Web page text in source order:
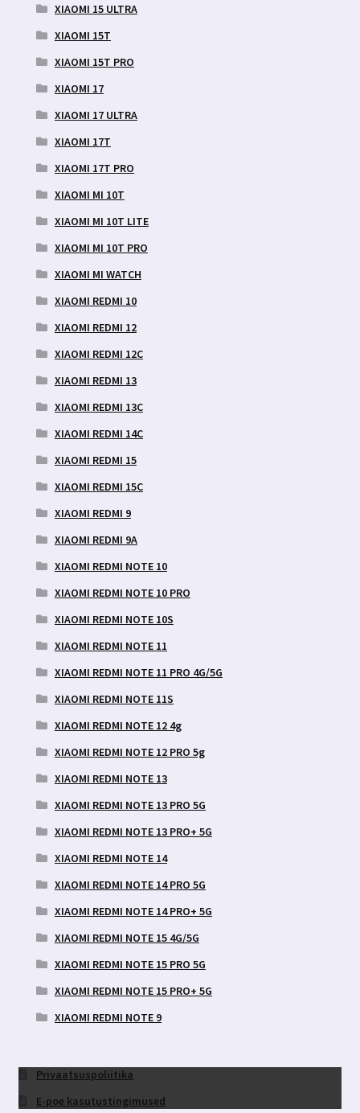
XIAOMI 15 ULTRA
XIAOMI 15T
XIAOMI 15T PRO
XIAOMI 17
XIAOMI 17 ULTRA
XIAOMI 17T
XIAOMI 17T PRO
XIAOMI MI 10T
XIAOMI MI 10T LITE
XIAOMI MI 10T PRO
XIAOMI MI WATCH
XIAOMI REDMI 10
XIAOMI REDMI 12
XIAOMI REDMI 12C
XIAOMI REDMI 13
XIAOMI REDMI 13C
XIAOMI REDMI 14C
XIAOMI REDMI 15
XIAOMI REDMI 15C
XIAOMI REDMI 9
XIAOMI REDMI 9A
XIAOMI REDMI NOTE 10
XIAOMI REDMI NOTE 10 PRO
XIAOMI REDMI NOTE 10S
XIAOMI REDMI NOTE 11
XIAOMI REDMI NOTE 11 PRO 4G/5G
XIAOMI REDMI NOTE 11S
XIAOMI REDMI NOTE 12 4g
XIAOMI REDMI NOTE 12 PRO 5g
XIAOMI REDMI NOTE 13
XIAOMI REDMI NOTE 13 PRO 5G
XIAOMI REDMI NOTE 13 PRO+ 5G
XIAOMI REDMI NOTE 14
XIAOMI REDMI NOTE 14 PRO 5G
XIAOMI REDMI NOTE 14 PRO+ 5G
XIAOMI REDMI NOTE 15 4G/5G
XIAOMI REDMI NOTE 15 PRO 5G
XIAOMI REDMI NOTE 15 PRO+ 5G
XIAOMI REDMI NOTE 9
Privaatsuspoliitika
E-poe kasutustingimused